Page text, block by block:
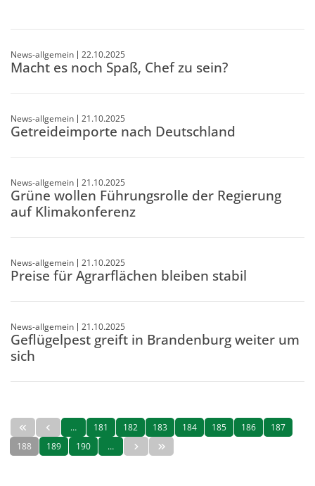
News-allgemein 22.10.2025
Macht es noch Spaß, Chef zu sein?
News-allgemein 21.10.2025
Getreideimporte nach Deutschland
News-allgemein 21.10.2025
Grüne wollen Führungsrolle der Regierung
auf Klimakonferenz
News-allgemein 21.10.2025
Preise für Agrarflächen bleiben stabil
News-allgemein 21.10.2025
Geflügelpest greift in Brandenburg weiter um
sich
… 181 182 183 184 185 186
187
188
189 190 …